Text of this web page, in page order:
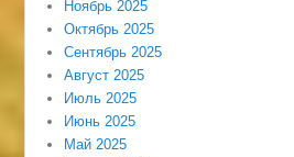
Ноябрь 2025
Октябрь 2025
Сентябрь 2025
Август 2025
Июль 2025
Июнь 2025
Май 2025